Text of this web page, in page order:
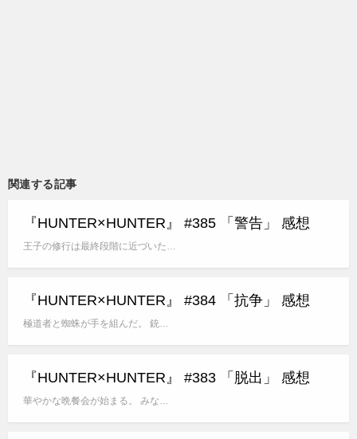
関連する記事
『HUNTER×HUNTER』 #385 「警告」 感想
王子の修行は最終段階に近づいた…
『HUNTER×HUNTER』 #384 「抗争」 感想
極道者と蜘蛛が手を組んだ。 銃…
『HUNTER×HUNTER』 #383 「脱出」 感想
華やかな晩餐会が始まる。 みな…